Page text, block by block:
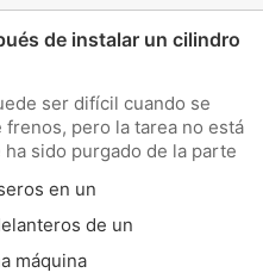
de instalar un cilindro
ser difícil cuando se
pero la tarea no está
sido purgado de la parte
ligada al cilindro reempla
en un
de un
máquina